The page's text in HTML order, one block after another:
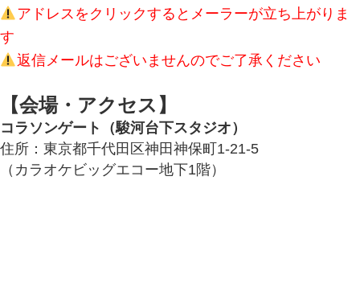
アドレスをクリックするとメーラーが立ち上がりま
す
返信メールはございませんのでご了承ください
【会場・アクセス】
コラソンゲート（駿河台下スタジオ）
住所：東京都千代田区神田神保町1-21-5
（カラオケビッグエコー地下1階）